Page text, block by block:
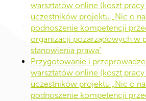
warsztatów online (koszt
uczestników projektu „Nic o
podnoszenie kompetencji
organizacji pozarządowych w
stanowienia prawa”
Przygotowanie i
warsztatów online (koszt
uczestników projektu „Nic o
podnoszenie kompetencji